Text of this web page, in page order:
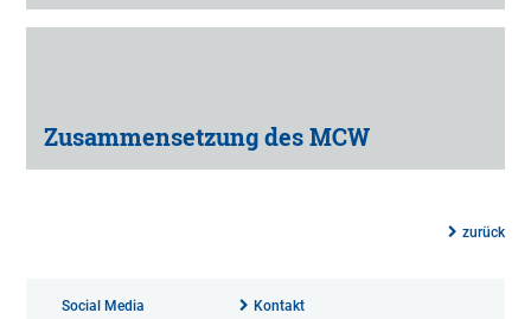
Zusammensetzung des MCW
zurück
Social Media Kontakt